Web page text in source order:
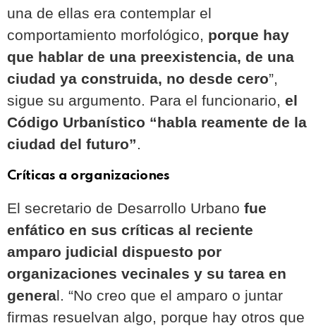
una de ellas era contemplar el
comportamiento morfológico, porque hay
que hablar de una preexistencia, de una
ciudad ya construida, no desde cero”,
sigue su argumento. Para el funcionario, el
Código Urbanístico “habla reamente de la
ciudad del futuro”
Críticas a organizaciones
El secretario de Desarrollo Urbano fue
enfático en sus críticas al reciente
amparo judicial dispuesto por
organizaciones vecinales y su tarea en
general . “No creo que el amparo o juntar
firmas resuelvan algo, porque hay otros que